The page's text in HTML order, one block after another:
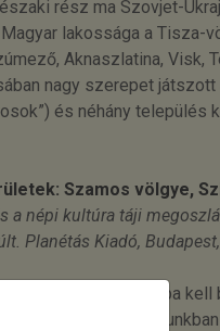
rész ma Szovjet-
lakossága a Tisza-
Aknaszlatina, Visk,
nagy szerepet
és néhány település
Szamos völgye,
a népi kultúra táji
Planétás Kiadó,
Máramarosba kell
ismeretünk.